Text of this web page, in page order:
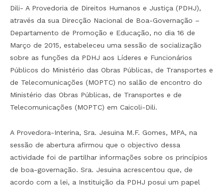
Dili- A Provedoria de Direitos Humanos e Justiça (PDHJ),
através da sua Direcção Nacional de Boa-Governação –
Departamento de Promoção e Educação, no dia 16 de
Março de 2015, estabeleceu uma sessão de socialização
sobre as funções da PDHJ aos Líderes e Funcionários
Públicos do Ministério das Obras Públicas, de Transportes e
de Telecomunicações (MOPTC) no salão de encontro do
Ministério das Obras Públicas, de Transportes e de
Telecomunicações (MOPTC) em Caicoli-Dili.
A Provedora-Interina, Sra. Jesuina M.F. Gomes, MPA, na
sessão de abertura afirmou que o objectivo dessa
actividade foi de partilhar informações sobre os princípios
de boa-governação. Sra. Jesuina acrescentou que, de
acordo com a lei, a Instituição da PDHJ posui um papel